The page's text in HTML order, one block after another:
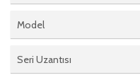
Model
Seri Uzantısı